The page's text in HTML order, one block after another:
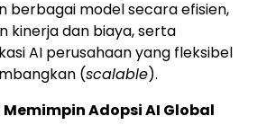
berbagai model secara efisien,
kinerja dan biaya, serta
AI perusahaan yang fleksibel
(scalable).
Adopsi AI Global